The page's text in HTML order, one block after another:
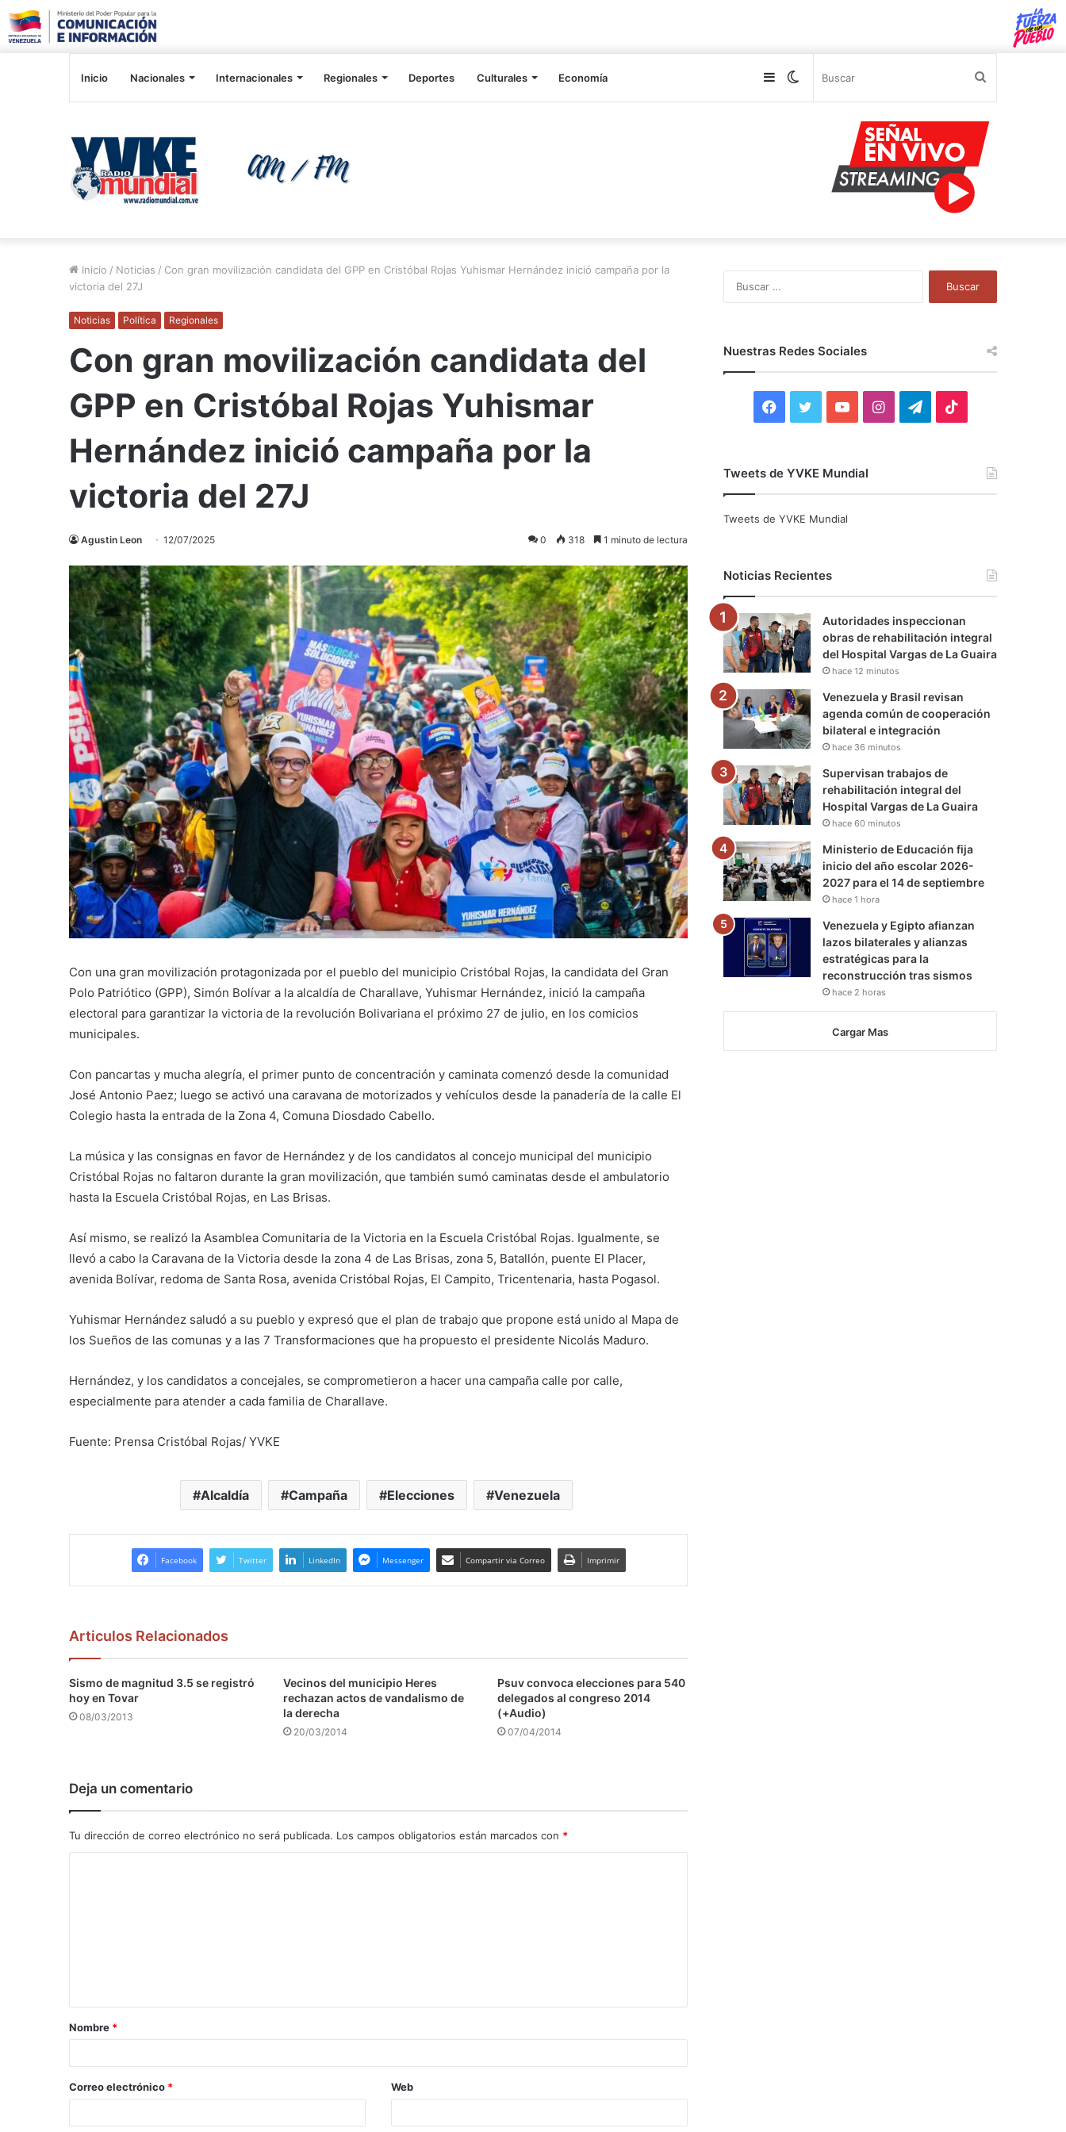
Inicio Nacionales Internacionales Regionales Deportes Culturales Economía Switch
Sidebar
Inicio / Noticias / Con gran movilización candidata del GPP en Cristóbal Rojas Yuhismar Hernández inició campaña por la
victoria del 27J
Noticias Política Regionales
Con gran movilización candidata del
GPP en Cristóbal Rojas Yuhismar
Hernández inició campaña por la
victoria del 27J
Agustin Leon 12/07/2025 0 318 1 minuto de lectura
Con una gran movilización protagonizada por el pueblo del municipio Cristóbal Rojas, la candidata del Gran
Polo Patriótico (GPP), Simón Bolívar a la alcaldía de Charallave, Yuhismar Hernández, inició la campaña
electoral para garantizar la victoria de la revolución Bolivariana el próximo 27 de julio, en los comicios
municipales.
Con pancartas y mucha alegría, el primer punto de concentración y caminata comenzó desde la comunidad
José Antonio Paez; luego se activó una caravana de motorizados y vehículos desde la panadería de la calle El
Colegio hasta la entrada de la Zona 4, Comuna Diosdado Cabello.
La música y las consignas en favor de Hernández y de los candidatos al concejo municipal del municipio
Cristóbal Rojas no faltaron durante la gran movilización, que también sumó caminatas desde el ambulatorio
hasta la Escuela Cristóbal Rojas, en Las Brisas.
Así mismo, se realizó la Asamblea Comunitaria de la Victoria en la Escuela Cristóbal Rojas. Igualmente, se
llevó a cabo la Caravana de la Victoria desde la zona 4 de Las Brisas, zona 5, Batallón, puente El Placer,
avenida Bolívar, redoma de Santa Rosa, avenida Cristóbal Rojas, El Campito, Tricentenaria, hasta Pogasol.
Yuhismar Hernández saludó a su pueblo y expresó que el plan de trabajo que propone está unido al Mapa de
los Sueños de las comunas y a las 7 Transformaciones que ha propuesto el presidente Nicolás Maduro.
Hernández, y los candidatos a concejales, se comprometieron a hacer una campaña calle por calle,
especialmente para atender a cada familia de Charallave.
Fuente: Prensa Cristóbal Rojas/ YVKE
Alcaldía Campaña Elecciones Venezuela
Facebook Twitter LinkedIn Messenger Compartir via Correo Imprimir
Articulos Relacionados
Sismo de magnitud 3.5 se registró
hoy en Tovar
08/03/2013
Vecinos del municipio Heres
rechazan actos de vandalismo de
la derecha
20/03/2014
Psuv convoca elecciones para 540
delegados al congreso 2014
(+Audio)
07/04/2014
Deja un comentario
Tu dirección de correo electrónico no será publicada. Los campos obligatorios están marcados con *
a
r
*
Nombre *
Correo electrónico * Web
Nuestras Redes Sociales
F
c
o
k
i
r
Y
u
e
I
r
a
m
T
a
m
Tweets de YVKE Mundial
Tweets de YVKE Mundial
Noticias Recientes
Autoridades inspeccionan
obras de rehabilitación integral
del Hospital Vargas de La Guaira
hace 12 minutos
Venezuela y Brasil revisan
agenda común de cooperación
bilateral e integración
hace 36 minutos
Supervisan trabajos de
rehabilitación integral del
Hospital Vargas de La Guaira
hace 60 minutos
Ministerio de Educación fija
inicio del año escolar 2026-
2027 para el 14 de septiembre
hace 1 hora
Venezuela y Egipto afianzan
lazos bilaterales y alianzas
estratégicas para la
reconstrucción tras sismos
hace 2 horas
Cargar Mas